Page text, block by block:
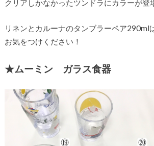
クリアしかなかったツンドラにカラーが登
リネンとカルーナのタンブラーペア290ml
お気をつけください！
★ムーミン ガラス食器